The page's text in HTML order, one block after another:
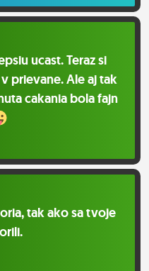
ucast. Teraz si
prievane. Ale aj tak
cakania bola fajn
tak ako sa tvoje